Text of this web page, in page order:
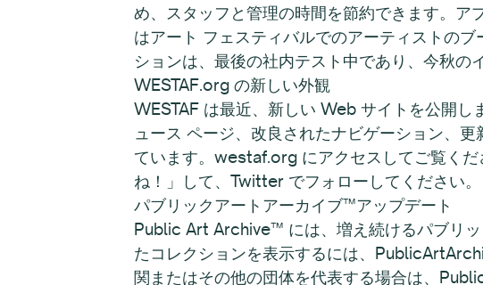
め、スタッフと管理の時間を節約できます。ア
はアート フェスティバルでのアーティストの
ションは、最後の社内テスト中であり、今秋の
WESTAF.org の新しい外観
WESTAF は最近、新しい Web サイトを公開
ュース ページ、改良されたナビゲーション、
ています。westaf.org にアクセスしてご覧く
ね！」して、Twitter でフォローしてください。
パブリックアートアーカイブ™アップデート
Public Art Archive™ には、増え続けるパブリ
たコレクションを表示するには、
関またはその他の団体を代表する場合は、